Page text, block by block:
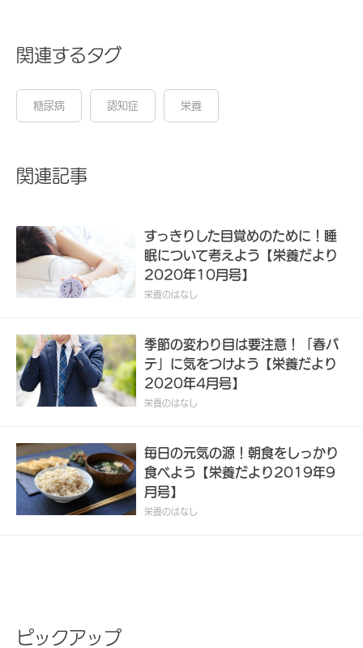
関連するタグ
糖尿病 認知症 栄養
関連記事
すっきりした目覚めのために！睡
眠について考えよう【栄養だより
2020年10月号】
栄養のはなし
季節の変わり目は要注意！「春バ
テ」に気をつけよう【栄養だより
2020年4月号】
栄養のはなし
毎日の元気の源！朝食をしっかり
食べよう【栄養だより2019年9
月号】
栄養のはなし
ピックアップ